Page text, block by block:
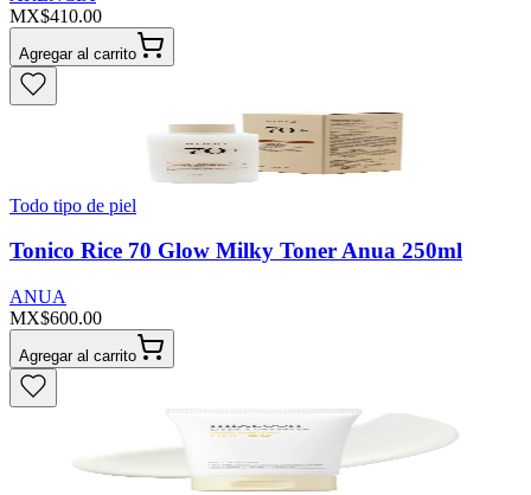
MX$410.00
Agregar al carrito
Todo tipo de piel
Tonico Rice 70 Glow Milky Toner Anua 250ml
ANUA
MX$600.00
Agregar al carrito